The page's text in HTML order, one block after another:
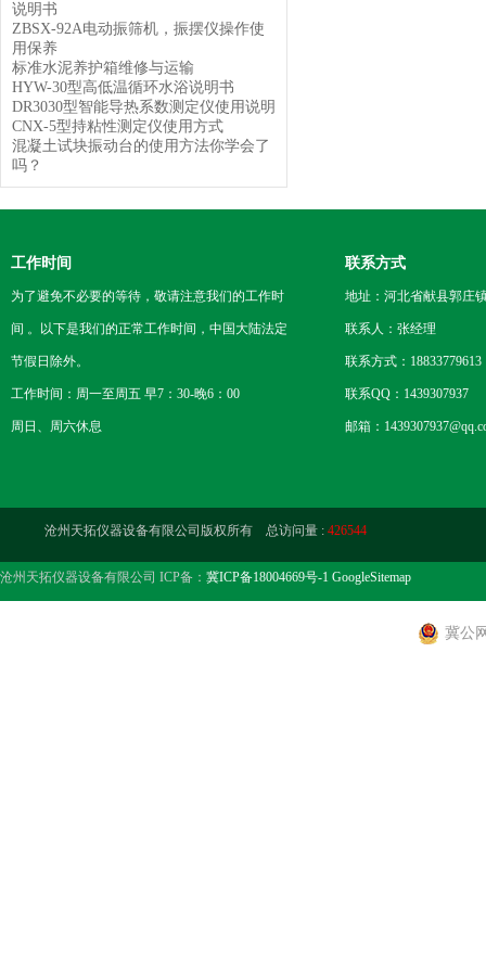
说明书
ZBSX-92A电动振筛机，振摆仪操作使
用保养
标准水泥养护箱维修与运输
HYW-30型高低温循环水浴说明书
DR3030型智能导热系数测定仪使用说明
CNX-5型持粘性测定仪使用方式
混凝土试块振动台的使用方法你学会了
吗？
工作时间
为了避免不必要的等待，敬请注意我们的工作时
间 。以下是我们的正常工作时间，中国大陆法定
节假日除外。
工作时间：周一至周五 早7：30-晚6：00
周日、周六休息
联系方式
地址：河北省献县郭庄
联系人：张经理
联系方式：18833779613
联系QQ：1439307937
邮箱：
沧州天拓仪器设备有限公司版权所有 总访问量 : 426544
沧州天拓仪器设备有限公司 ICP备： 冀ICP备18004669号-1 GoogleSitemap
冀公